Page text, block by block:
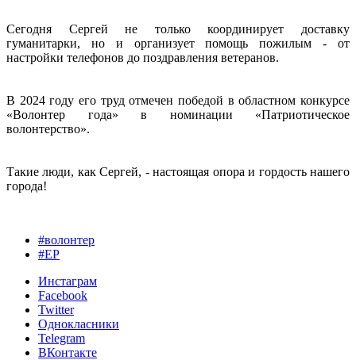
Сегодня Сергей не только координирует доставку
гуманитарки, но и организует помощь пожилым ‐ от
настройки телефонов до поздравления ветеранов.
В 2024 году его труд отмечен победой в областном конкурсе
«Волонтер года» в номинации «Патриотическое
волонтерство».
Такие люди, как Сергей, ‐ настоящая опора и гордость нашего
города!
#волонтер
#ЕР
Инстаграм
Facebook
Twitter
Однокласники
Telegram
ВКонтакте